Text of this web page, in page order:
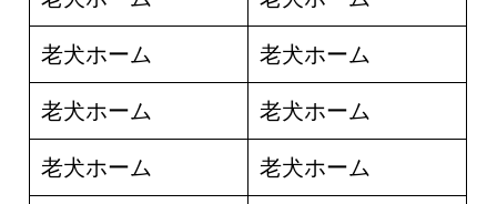
老犬ホーム 老犬ホーム
老犬ホーム 老犬ホーム
老犬ホーム 老犬ホーム